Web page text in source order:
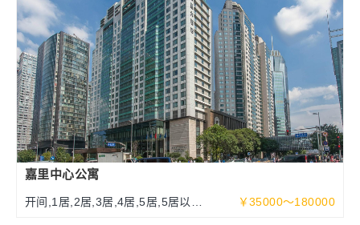
嘉里中心公寓
开间,1居,2居,3居,4居,5居,5居以上
￥35000～180000